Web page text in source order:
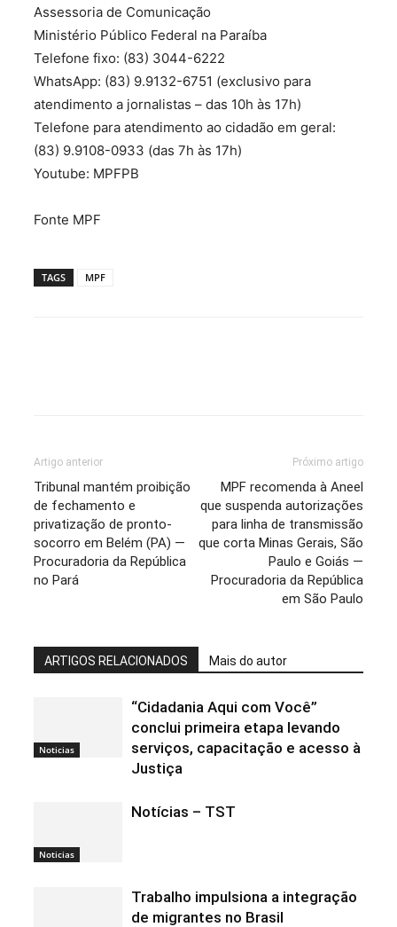
Assessoria de Comunicação
Ministério Público Federal na Paraíba
Telefone fixo: (83) 3044-6222
WhatsApp: (83) 9.9132-6751 (exclusivo para
atendimento a jornalistas – das 10h às 17h)
Telefone para atendimento ao cidadão em geral:
(83) 9.9108-0933 (das 7h às 17h)
Youtube: MPFPB
Fonte MPF
TAGS MPF
Artigo anterior
Tribunal mantém proibição
de fechamento e
privatização de pronto-
socorro em Belém (PA) —
Procuradoria da República
no Pará
Próximo artigo
MPF recomenda à Aneel
que suspenda autorizações
para linha de transmissão
que corta Minas Gerais, São
Paulo e Goiás —
Procuradoria da República
em São Paulo
ARTIGOS RELACIONADOS Mais do autor
Noticias
“Cidadania Aqui com Você”
conclui primeira etapa levando
serviços, capacitação e acesso à
Justiça
Noticias
Notícias – TST
Trabalho impulsiona a integração
de migrantes no Brasil